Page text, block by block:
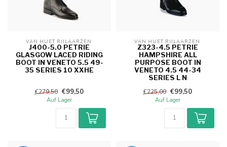
VAN HUET RIJLAARZEN
J400-5.0 PETRIE
GLASGOW LACED RIDING
BOOT IN VENETO 5.5 49-
35 SERIES 10 XXHE
€279,50 €99,50
Auf Lager
VAN HUET RIJLAARZEN
Z323-4.5 PETRIE
HAMPSHIRE ALL
PURPOSE BOOT IN
VENETO 4.5 44-34
SERIES L N
€225,00 €99,50
Auf Lager